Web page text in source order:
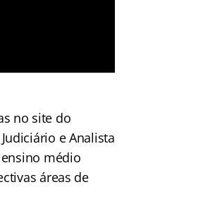
no site do
e Analista
médio
áreas de